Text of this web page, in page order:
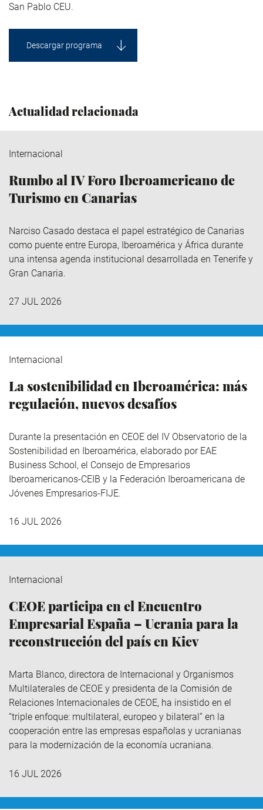
San Pablo CEU.
Descargar programa
Actualidad relacionada
Internacional
Rumbo al IV Foro Iberoamericano de
Turismo en Canarias
Narciso Casado destaca el papel estratégico de Canarias
como puente entre Europa, Iberoamérica y África durante
una intensa agenda institucional desarrollada en Tenerife y
Gran Canaria.
27 JUL 2026
Internacional
La sostenibilidad en Iberoamérica: más
regulación, nuevos desafíos
Durante la presentación en CEOE del IV Observatorio de la
Sostenibilidad en Iberoamérica, elaborado por EAE
Business School, el Consejo de Empresarios
Iberoamericanos-CEIB y la Federación Iberoamericana de
Jóvenes Empresarios-FIJE.
16 JUL 2026
Internacional
CEOE participa en el Encuentro
Empresarial España – Ucrania para la
reconstrucción del país en Kiev
Marta Blanco, directora de Internacional y Organismos
Multilaterales de CEOE y presidenta de la Comisión de
Relaciones Internacionales de CEOE, ha insistido en el
“triple enfoque: multilateral, europeo y bilateral” en la
cooperación entre las empresas españolas y ucranianas
para la modernización de la economía ucraniana.
16 JUL 2026